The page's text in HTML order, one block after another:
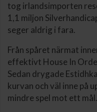
tog irlandsimporten
1,1 miljon
seger aldrig i fara.
Från spåret närmat
effektivt House In
Sedan drygade
kurvan och väl inne på
mindre spel mot ett mål.